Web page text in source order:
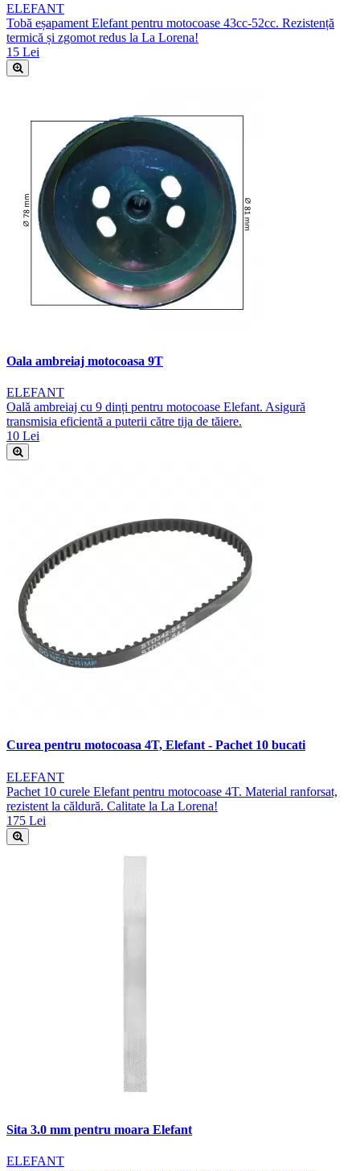
ELEFANT
Tobă eșapament Elefant pentru motocoase 43cc-52cc. Rezistență
termică și zgomot redus la La Lorena!
15 Lei
Oala ambreiaj motocoasa 9T
ELEFANT
Oală ambreiaj cu 9 dinți pentru motocoase Elefant. Asigură
transmisia eficientă a puterii către tija de tăiere.
10 Lei
Curea pentru motocoasa 4T, Elefant - Pachet 10 bucati
ELEFANT
Pachet 10 curele Elefant pentru motocoase 4T. Material ranforsat,
rezistent la căldură. Calitate la La Lorena!
175 Lei
Sita 3.0 mm pentru moara Elefant
ELEFANT